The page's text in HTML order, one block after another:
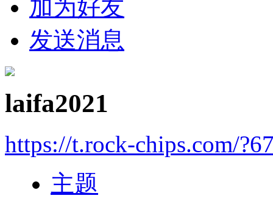
加为好友
发送消息
laifa2021
https://t.rock-chips.com/
主题